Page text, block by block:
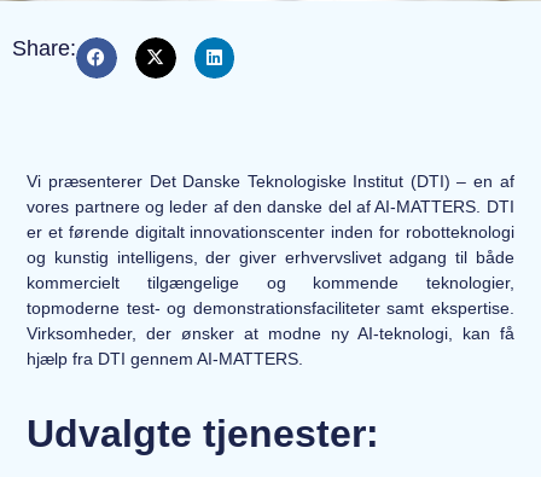
Share:
Vi præsenterer Det Danske Teknologiske Institut (DTI) – en af
vores partnere og leder af den danske del af AI-MATTERS. DTI
er et førende digitalt innovationscenter inden for robotteknologi
og kunstig intelligens, der giver erhvervslivet adgang til både
kommercielt tilgængelige og kommende teknologier,
topmoderne test- og demonstrationsfaciliteter samt ekspertise.
Virksomheder, der ønsker at modne ny AI-teknologi, kan få
hjælp fra DTI gennem AI-MATTERS.
Udvalgte tjenester: